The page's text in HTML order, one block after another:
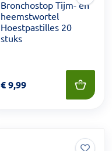
Bronchostop Tijm- en
heemstwortel
Hoestpastilles 20
stuks
Prijs: € 9,99
€9,99